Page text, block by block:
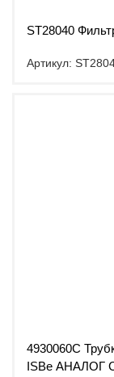
ST28040
Артикул:
4930060С
ISBe АНАЛОГ